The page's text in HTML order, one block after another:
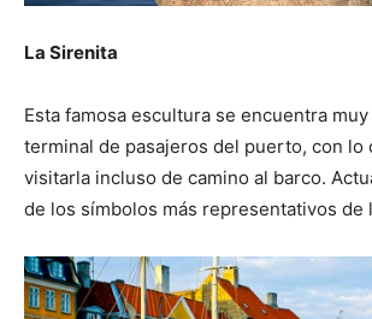
La Sirenita
Esta famosa escultura se encuentra
terminal de pasajeros del puerto, con lo
visitarla incluso de camino al barco.
de los símbolos más representativos de